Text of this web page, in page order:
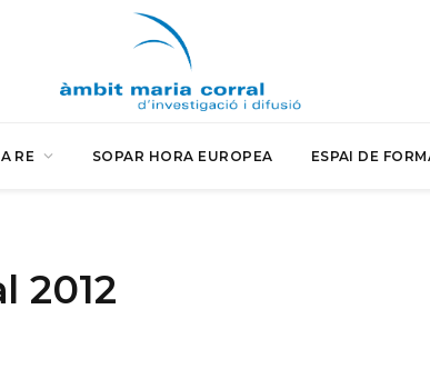
RE SOPAR HORA EUROPEA ESPAI DE
2012